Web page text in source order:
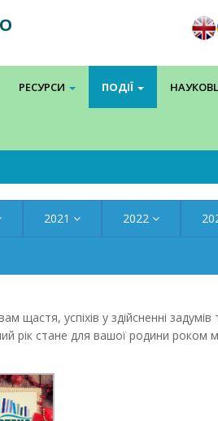
РЕСУРСИ ПОДІЇ
2021 2022
успіхів у здійсненні задумів
рік стане для вашої родини роком